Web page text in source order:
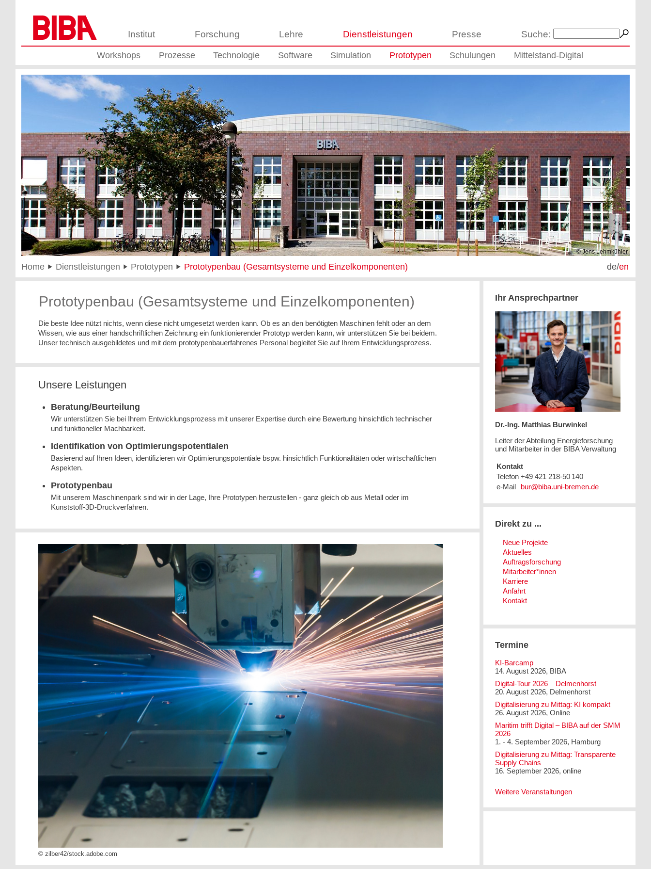
Institut Forschung Lehre Dienstleistungen Presse Suche:
Workshops Prozesse Technologie Software Simulation Prototypen Schulungen Mittelstand-Digital
© Jens Lehmkühler
Home Dienstleistungen Prototypen Prototypenbau (Gesamtsysteme und Einzelkomponenten) de/en
Prototypenbau (Gesamtsysteme und Einzelkomponenten)
Die beste Idee nützt nichts, wenn diese nicht umgesetzt werden kann. Ob es an den benötigten Maschinen fehlt oder an dem
Wissen, wie aus einer handschriftlichen Zeichnung ein funktionierender Prototyp werden kann, wir unterstützen Sie bei beidem.
Unser technisch ausgebildetes und mit dem prototypenbauerfahrenes Personal begleitet Sie auf Ihrem Entwicklungsprozess.
Unsere Leistungen
Beratung/Beurteilung
Wir unterstützen Sie bei Ihrem Entwicklungsprozess mit unserer Expertise durch eine Bewertung hinsichtlich technischer
und funktioneller Machbarkeit.
Identifikation von Optimierungspotentialen
Basierend auf Ihren Ideen, identifizieren wir Optimierungspotentiale bspw. hinsichtlich Funktionalitäten oder wirtschaftlichen
Aspekten.
Prototypenbau
Mit unserem Maschinenpark sind wir in der Lage, Ihre Prototypen herzustellen - ganz gleich ob aus Metall oder im
Kunststoff-3D-Druckverfahren.
© zilber42/stock.adobe.com
Ihr Ansprechpartner
Dr.-Ing. Matthias Burwinkel
Leiter der Abteilung Energieforschung
und Mitarbeiter in der BIBA Verwaltung
Kontakt
Telefon +49 421 218-50 140
e-Mail
Direkt zu ...
Neue Projekte
Aktuelles
Auftragsforschung
Mitarbeiter*innen
Karriere
Anfahrt
Kontakt
Termine
KI-Barcamp
14. August 2026, BIBA
Digital-Tour 2026 – Delmenhorst
20. August 2026, Delmenhorst
Digitalisierung zu Mittag: KI kompakt
26. August 2026, Online
Maritim trifft Digital – BIBA auf der SMM
2026
1. - 4. September 2026, Hamburg
Digitalisierung zu Mittag: Transparente
Supply Chains
16. September 2026, online
Weitere Veranstaltungen